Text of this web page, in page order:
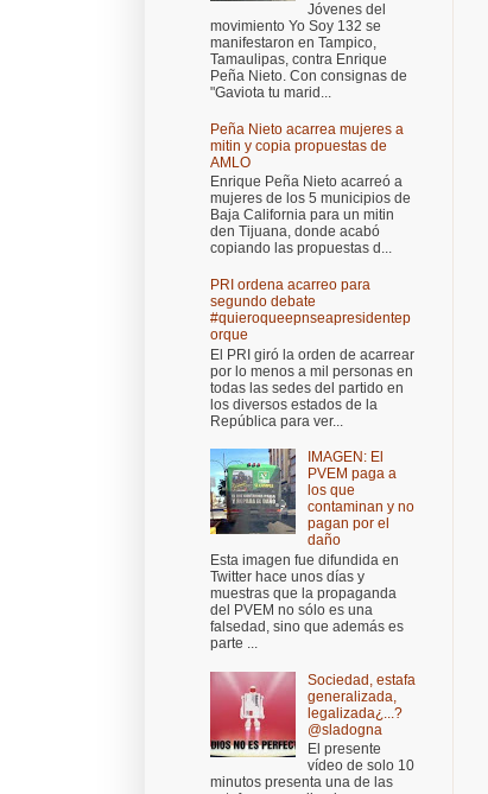
Jóvenes del
movimiento Yo Soy 132 se
manifestaron en Tampico,
Tamaulipas, contra Enrique
Peña Nieto. Con consignas de
"Gaviota tu marid...
Peña Nieto acarrea mujeres a
mitin y copia propuestas de
AMLO
Enrique Peña Nieto acarreó a
mujeres de los 5 municipios de
Baja California para un mitin
den Tijuana, donde acabó
copiando las propuestas d...
PRI ordena acarreo para
segundo debate
#quieroqueepnseapresidentep
orque
El PRI giró la orden de acarrear
por lo menos a mil personas en
todas las sedes del partido en
los diversos estados de la
República para ver...
IMAGEN: El
PVEM paga a
los que
contaminan y no
pagan por el
daño
Esta imagen fue difundida en
Twitter hace unos días y
muestras que la propaganda
del PVEM no sólo es una
falsedad, sino que además es
parte ...
Sociedad, estafa
generalizada,
legalizada¿...?
@sladogna
El presente
vídeo de solo 10
minutos presenta una de las